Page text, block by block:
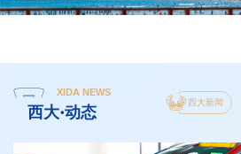
XIDA NEWS
西大·动态
西大新闻